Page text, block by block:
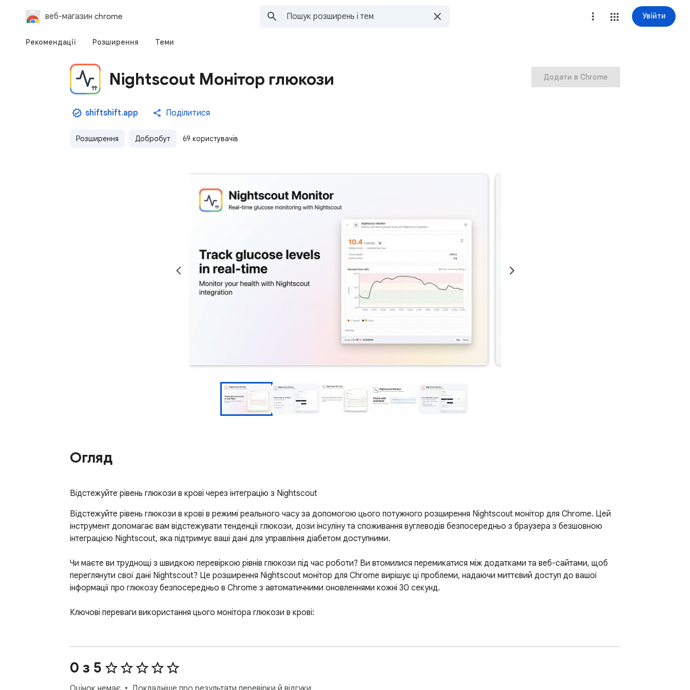
веб-магазин chrome Увійти
Рекомендації Розширення Теми
Nightscout Монітор глюкози
shiftshift.app Поділитися
Розширення Добробут 69 користувачів
Додати в Chrome
Огляд
Відстежуйте рівень глюкози в крові через інтеграцію з Nightscout
Відстежуйте рівень глюкози в крові в режимі реального часу за допомогою цього потужного розширення Nightscout монітор для Chrome. Цей
інструмент допомагає вам відстежувати тенденції глюкози, дози інсуліну та споживання вуглеводів безпосередньо з браузера з безшовною
інтеграцією Nightscout, яка підтримує ваші дані для управління діабетом доступними.
Чи маєте ви труднощі з швидкою перевіркою рівнів глюкози під час роботи? Ви втомилися перемикатися між додатками та веб-сайтами, щоб
переглянути свої дані Nightscout? Це розширення Nightscout монітор для Chrome вирішує ці проблеми, надаючи миттєвий доступ до вашої
інформації про глюкозу безпосередньо в Chrome з автоматичними оновленнями кожні 30 секунд.
Ключові переваги використання цього монітора глюкози в крові:
2️⃣ Відстежуйте тенденції глюкози протягом кількох часових діапазонів, включаючи періоди 3, 6, 12 і 24 години
3️⃣ Моніторте дози інсуліну та споживання вуглеводів безпосередньо на графіку глюкози
4️⃣ Налаштуйте цільові діапазони на основі налаштувань вашого профілю Nightscout
5️⃣ Підтримка одиниць mg/dL та mmol/L відповідно до ваших уподобань
0 з 5